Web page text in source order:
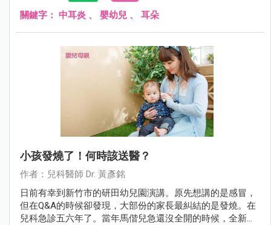
關鍵字： 中耳炎 、 嬰幼兒 、 耳朵
小孩發燒了！何時該送醫？
作者：兒科醫師 Dr. 黃彥銘
日前有幸到新竹市的研田幼兒園演講。原先想講的是感冒，
但在Q&A的時候卻發現，大部份的家長最糾結的是發燒。在
兒科急診五六年了。當年馬偕兒急還沒全開的時候，全新竹